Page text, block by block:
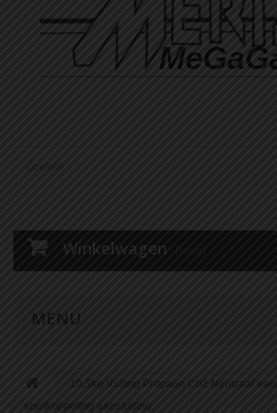
Winkelwagen
MENU
10,5kg Vulling Propaan Co2 Neutraal
snelkoppeling aansluiting